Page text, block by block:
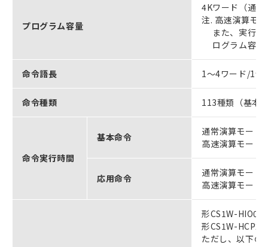
プログラム容量
4Kワード（通常
注. 高速演算モ
また、実行可
ログラム容量
命令語長 1～4ワード/1命
命令種類 113種類（基本
命令実行時間
基本命令
通常演算モード
高速演算モード
応用命令
通常演算モード
高速演算モード
形CS1W-
形CS1W-
ただし、以下の